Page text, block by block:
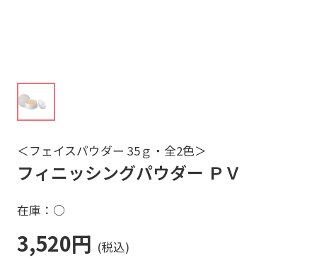
＜フェイスパウダー 35ｇ・全2色＞
フィニッシングパウダー ＰＶ
在庫：○
3,520円